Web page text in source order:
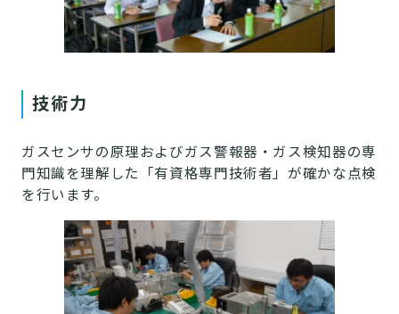
技術力
ガスセンサの原理およびガス警報器・ガス検知器の専
門知識を理解した「有資格専門技術者」が確かな点検
を行います。